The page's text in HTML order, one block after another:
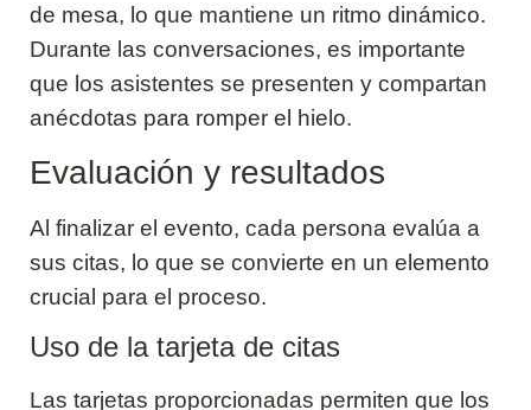
de mesa, lo que mantiene un ritmo dinámico.
Durante las conversaciones, es importante
que los asistentes se presenten y compartan
anécdotas para romper el hielo.
Evaluación y resultados
Al finalizar el evento, cada persona evalúa a
sus citas, lo que se convierte en un elemento
crucial para el proceso.
Uso de la tarjeta de citas
Las tarjetas proporcionadas permiten que los